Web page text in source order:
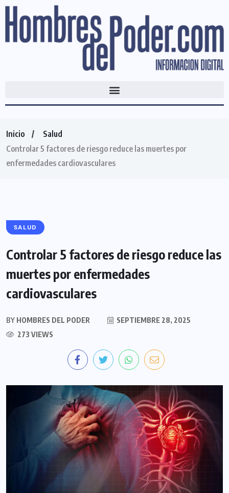
Inicio
Salud
Controlar 5 factores de riesgo reduce las muertes por
enfermedades cardiovasculares
SALUD
Controlar 5 factores de riesgo reduce las
muertes por enfermedades
cardiovasculares
BY HOMBRES DEL PODER
SEPTIEMBRE 28, 2025
273 VIEWS